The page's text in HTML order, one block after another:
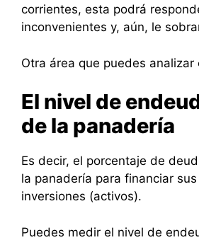
corrientes, esta podrá
inconvenientes y, aún, le
Otra área que puedes analizar
El nivel de
de la panadería
Es decir, el porcentaje de
la panadería para financiar
inversiones (activos).
Puedes medir el nivel de